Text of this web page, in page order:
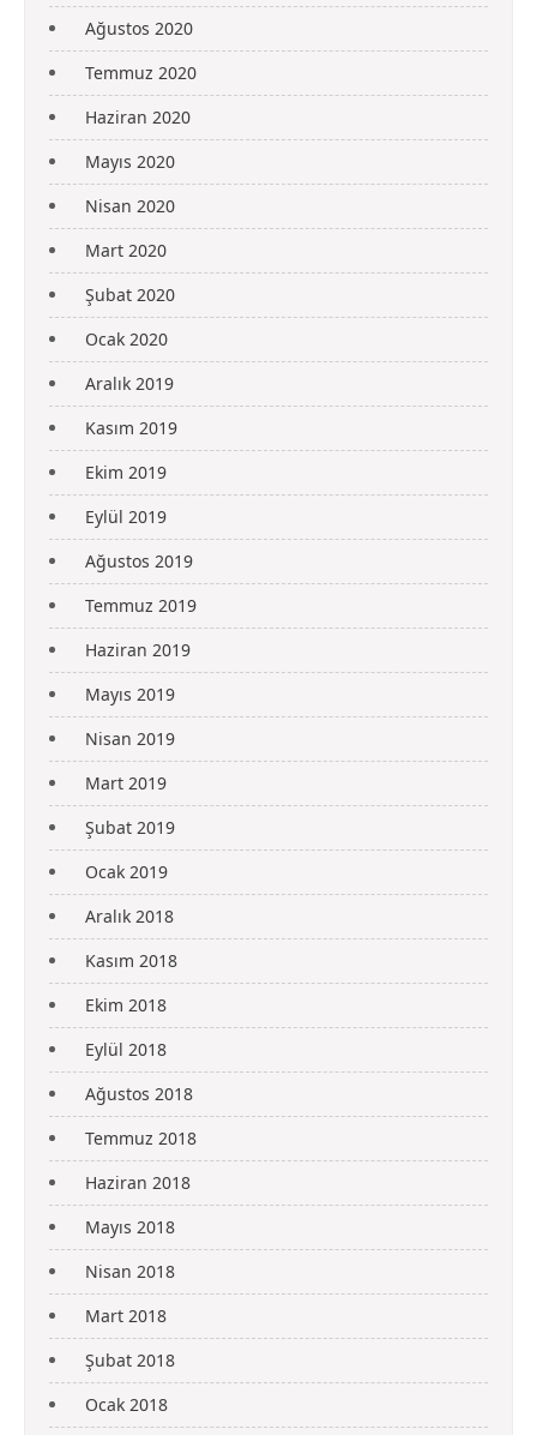
Ağustos 2020
Temmuz 2020
Haziran 2020
Mayıs 2020
Nisan 2020
Mart 2020
Şubat 2020
Ocak 2020
Aralık 2019
Kasım 2019
Ekim 2019
Eylül 2019
Ağustos 2019
Temmuz 2019
Haziran 2019
Mayıs 2019
Nisan 2019
Mart 2019
Şubat 2019
Ocak 2019
Aralık 2018
Kasım 2018
Ekim 2018
Eylül 2018
Ağustos 2018
Temmuz 2018
Haziran 2018
Mayıs 2018
Nisan 2018
Mart 2018
Şubat 2018
Ocak 2018